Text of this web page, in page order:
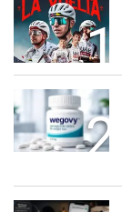
1
2